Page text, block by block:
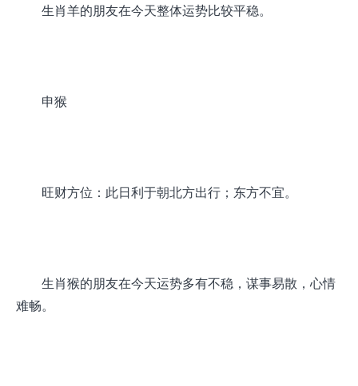
生肖羊的朋友在今天整体运势比较平稳。
申猴
旺财方位：此日利于朝北方出行；东方不宜。
生肖猴的朋友在今天运势多有不稳，谋事易散，心情
难畅。